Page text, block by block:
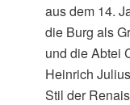
aus dem 14.
die Burg als
und die Abtei
Heinrich
Stil der